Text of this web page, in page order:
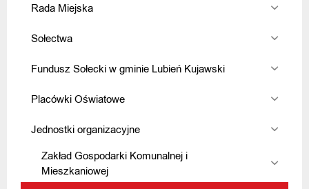
Rada Miejska
Sołectwa
Fundusz Sołecki w gminie Lubień Kujawski
Placówki Oświatowe
Jednostki organizacyjne
Zakład Gospodarki Komunalnej i
Mieszkaniowej